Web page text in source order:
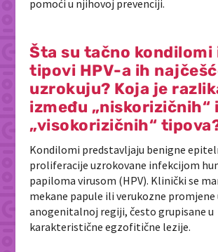
pomoći u njihovoj prevenciji.
Šta su tačno kondilomi
tipovi HPV-a ih
uzrokuju? Koja je
između „niskorizičnih“ i
„visokorizičnih“
Kondilomi predstavljaju benigne
proliferacije uzrokovane infekcijom
papiloma virusom (HPV). Klinički se
mekane papule ili verukozne promjene
anogenitalnoj regiji, često grupisane u
karakteristične egzofitične lezije.